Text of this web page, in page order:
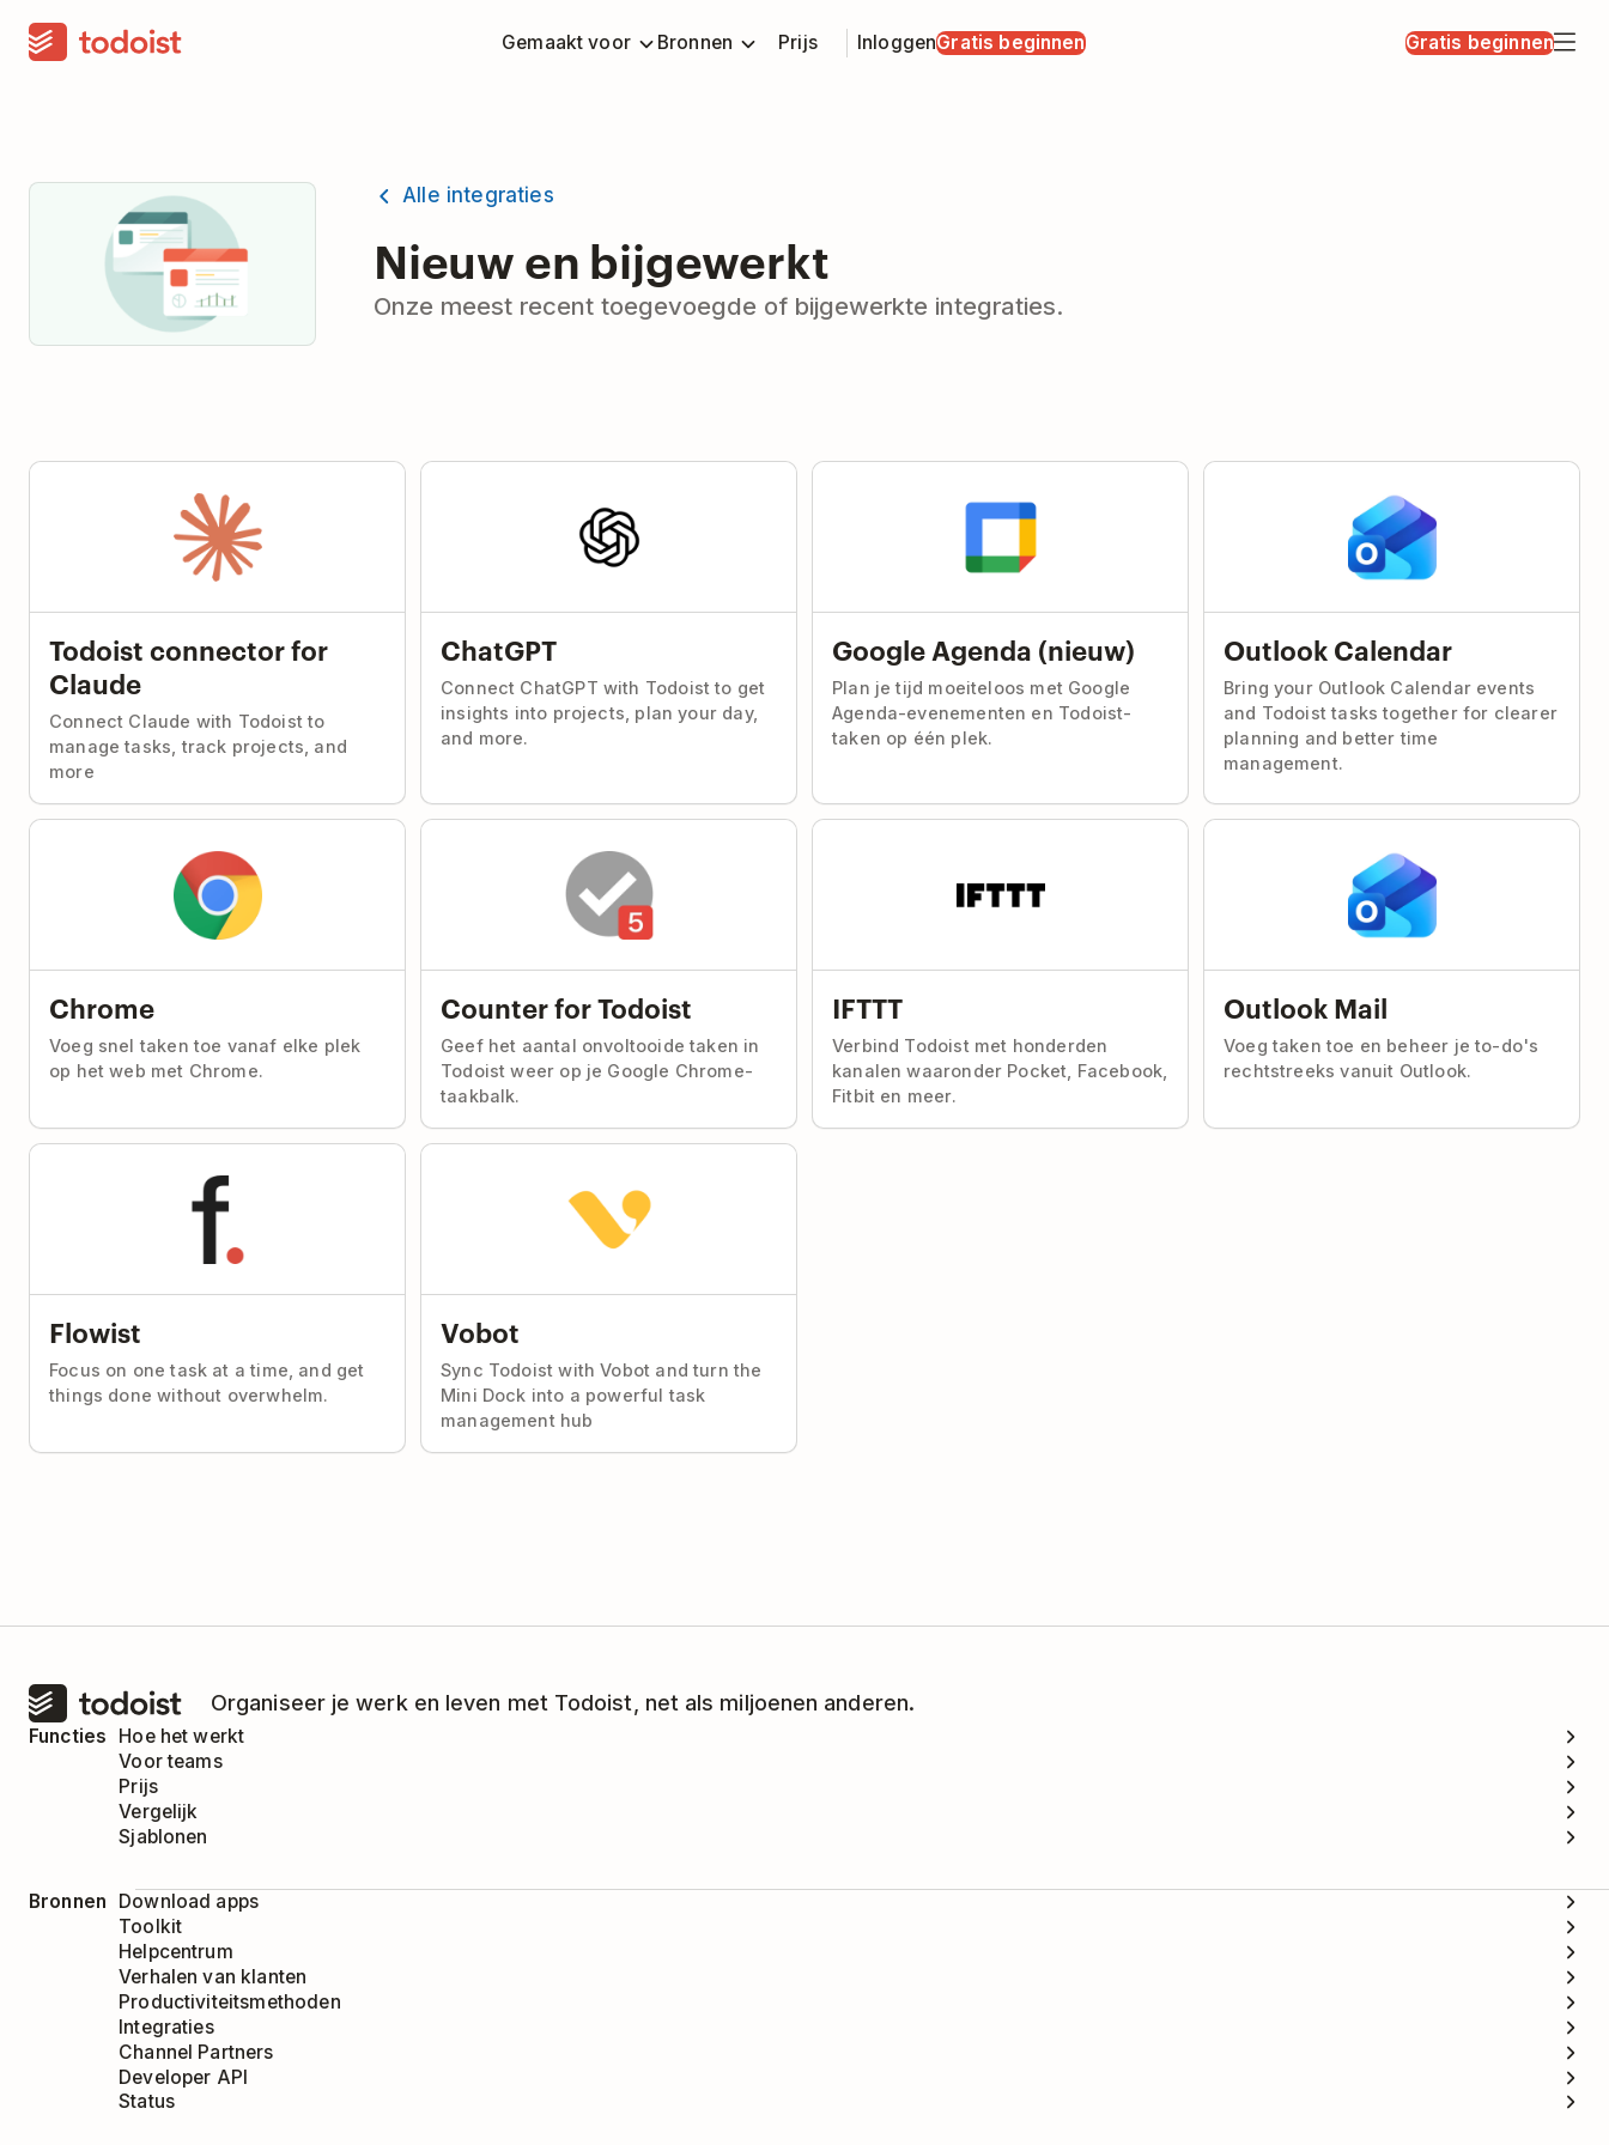
Gemaakt voor Bronnen Prijs InloggenGratis beginnen Gratis beginnen
Alle integraties
Nieuw en bijgewerkt
Onze meest recent toegevoegde of bijgewerkte integraties.
Todoist connector for
Claude
Connect Claude with Todoist to
manage tasks, track projects, and
more
ChatGPT
Connect ChatGPT with Todoist to get
insights into projects, plan your day,
and more.
Google Agenda (nieuw)
Plan je tijd moeiteloos met Google
Agenda-evenementen en Todoist-
taken op één plek.
Outlook Calendar
Bring your Outlook Calendar events
and Todoist tasks together for clearer
planning and better time
management.
Chrome
Voeg snel taken toe vanaf elke plek
op het web met Chrome.
Counter for Todoist
Geef het aantal onvoltooide taken in
Todoist weer op je Google Chrome-
taakbalk.
IFTTT
Verbind Todoist met honderden
kanalen waaronder Pocket, Facebook,
Fitbit en meer.
Outlook Mail
Voeg taken toe en beheer je to-do's
rechtstreeks vanuit Outlook.
Flowist
Focus on one task at a time, and get
things done without overwhelm.
Vobot
Sync Todoist with Vobot and turn the
Mini Dock into a powerful task
management hub
Organiseer je werk en leven met Todoist, net als miljoenen anderen.
Functies
Hoe het werkt
Voor teams
Prijs
Vergelijk
Sjablonen
Bronnen
Download apps
Toolkit
Helpcentrum
Verhalen van klanten
Productiviteitsmethoden
Integraties
Channel Partners
Developer API
Status